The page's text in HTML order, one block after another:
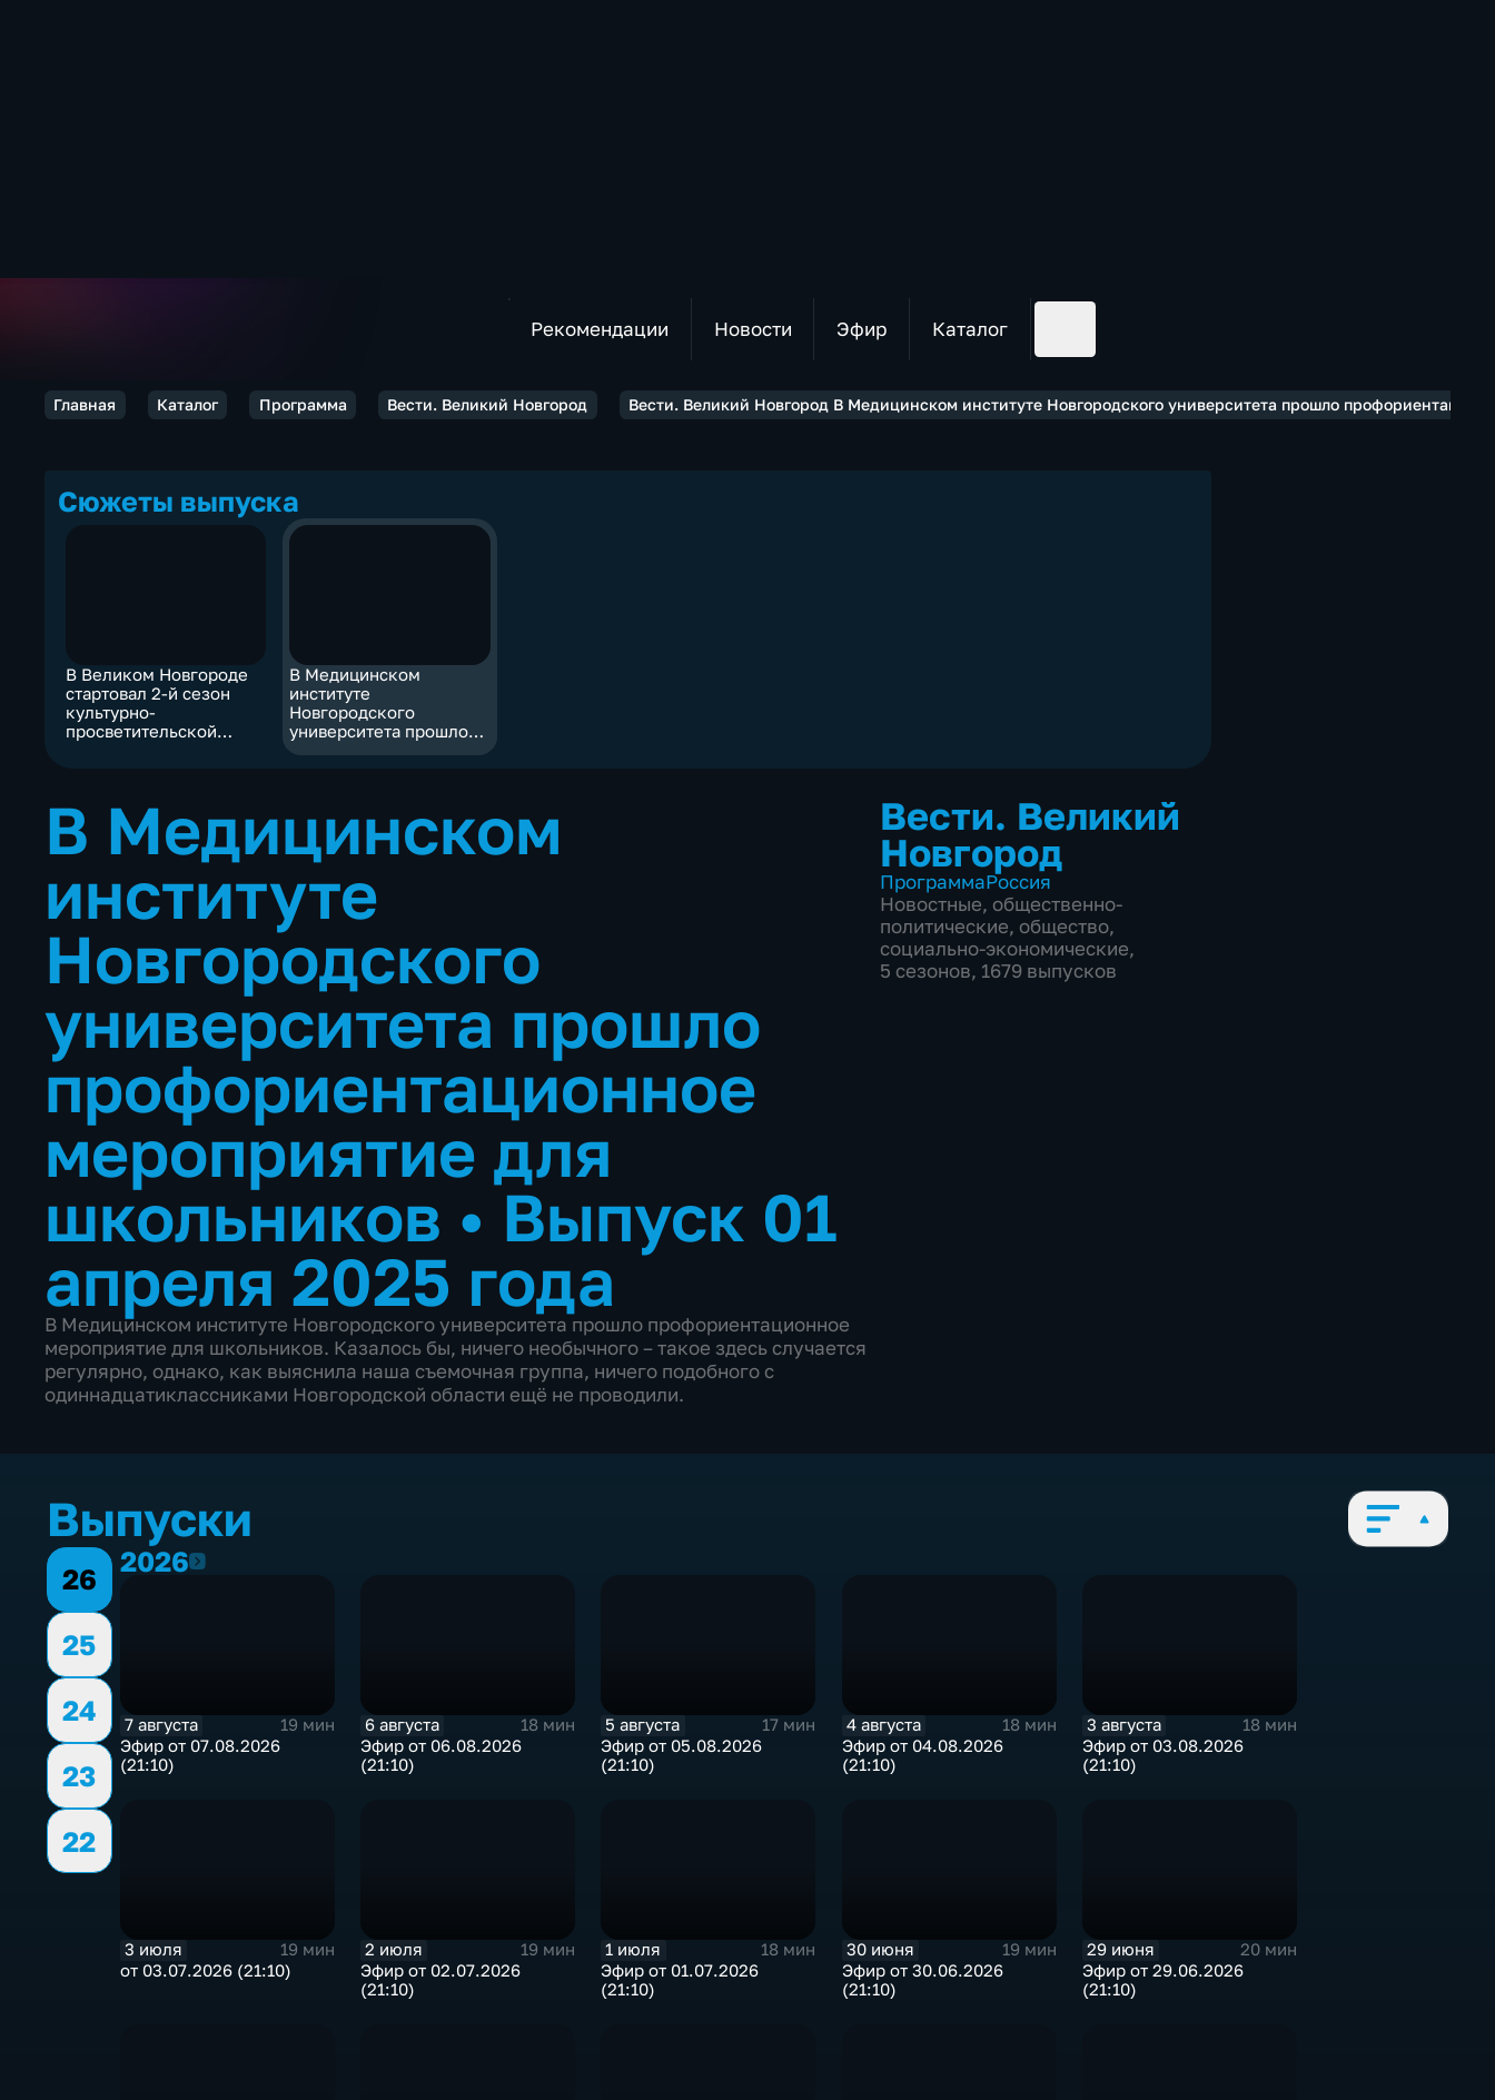
Рекомендации Новости Эфир Каталог
Главная Каталог Программа Вести. Великий Новгород Вести. Великий Новгород В Медицинском институте Новгородского университета прошло
Сюжеты выпуска
В Великом Новгороде
стартовал 2-й сезон
культурно-
просветительской
В Медицинском
институте
Новгородского
университета прошло
профориентационное
В Медицинском
институте
Новгородского
университета прошло
профориентационное
мероприятие для
школьников • Выпуск 01
апреля 2025 года
В Медицинском институте Новгородского университета прошло профориентационное
мероприятие для школьников. Казалось бы, ничего необычного – такое здесь случается
регулярно, однако, как выяснила наша съемочная группа, ничего подобного с
одиннадцатиклассниками Новгородской области ещё не проводили.
Вести. Великий
Новгород
ПрограммаРоссия
Новостные, общественно-
политические, общество,
социально-экономические,
5 сезонов, 1679 выпусков
Выпуски
26
25
24
23
22
20262026
7 августа
19 мин
Эфир от 07.08.2026
(21:10)
6 августа
18 мин
Эфир от 06.08.2026
(21:10)
5 августа
17 мин
Эфир от 05.08.2026
(21:10)
4 августа
18 мин
Эфир от 04.08.2026
(21:10)
3 августа
18 мин
Эфир от 03.08.2026
(21:10)
3 июля
19 мин
от 03.07.2026 (21:10)
2 июля
19 мин
Эфир от 02.07.2026
(21:10)
1 июля
18 мин
Эфир от 01.07.2026
(21:10)
30 июня
19 мин
Эфир от 30.06.2026
(21:10)
29 июня
20 мин
Эфир от 29.06.2026
(21:10)